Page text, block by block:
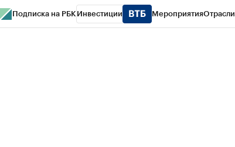
Подписка на РБК Инвестиции МероприятияОтрасли